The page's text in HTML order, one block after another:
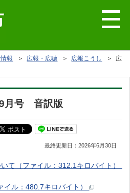
報 ＞ 広報・広聴 ＞ 広報こうし
＞ 広
9月号 音訳版
最終更新日：2026年6月30日
て（ファイル：312.1キロバイト）
ル：480.7キロバイト）